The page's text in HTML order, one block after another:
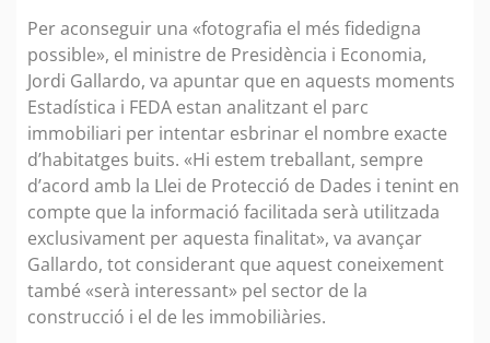
Per aconseguir una «fotografia el més fidedigna
possible», el ministre de Presidència i Economia,
Jordi Gallardo, va apuntar que en aquests moments
Estadística i FEDA estan analitzant el parc
immobiliari per intentar esbrinar el nombre exacte
d’habitatges buits. «Hi estem treballant, sempre
d’acord amb la Llei de Protecció de Dades i tenint en
compte que la informació facilitada serà utilitzada
exclusivament per aquesta finalitat», va avançar
Gallardo, tot considerant que aquest coneixement
també «serà interessant» pel sector de la
construcció i el de les immobiliàries.